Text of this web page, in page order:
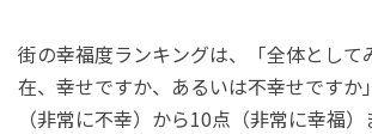
街の幸福度ランキングは、「全体として
在、幸せですか、あるいは不幸せですか
（非常に不幸）から10点（非常に幸福